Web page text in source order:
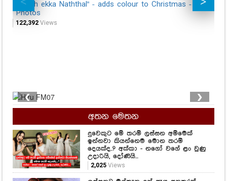
"Hiruth ekka Naththal" - adds colour to Christmas -
Photos
122,392 Views
❮ ❯
අතන මෙතන